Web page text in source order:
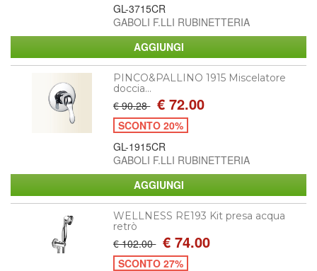
GL-3715CR
GABOLI F.LLI RUBINETTERIA
PINCO&PALLINO 1915 Miscelatore
doccia...
€ 90.28 € 72.00
SCONTO 20%
GL-1915CR
GABOLI F.LLI RUBINETTERIA
WELLNESS RE193 Kit presa acqua
retrò
€ 102.00 € 74.00
SCONTO 27%